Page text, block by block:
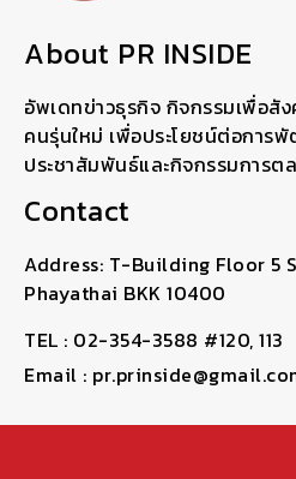
About PR INSIDE
อัพเดทข่าวธุรกิจ กิจกรรมเพื่อสั
คนรุ่นใหม่ เพื่อประโยชน์ต่อการ
ประชาสัมพันธ์และกิจกรรมการต
Contact
Address: T-Building Floor 5
Phayathai BKK 10400
TEL : 02-354-3588 #120, 113
Email :